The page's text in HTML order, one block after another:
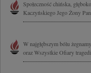
Społeczność chińska,
Kaczyńskiego Jego Żony
W najgłębszym bólu
oraz Wszystkie Ofiary